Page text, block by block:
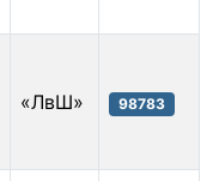
«ЛвШ» 98783